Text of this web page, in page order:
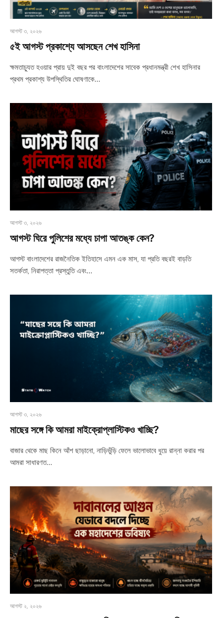
আগস্ট ৩, ২০২৬
৫ই আগস্ট প্রকাশ্যে আসছেন শেখ হাসিনা
ক্ষমতাচ্যুত হওয়ার প্রায় দুই বছর পর বাংলাদেশের সাবেক প্রধানমন্ত্রী শেখ হাসিনার
প্রথম প্রকাশ্য উপস্থিতির ঘোষণাকে…
আগস্ট ৩, ২০২৬
আগস্ট ঘিরে পুলিশের মধ্যে চাপা আতঙ্ক কেন?
আগস্ট বাংলাদেশের রাজনৈতিক ইতিহাসে এমন এক মাস, যা প্রতি বছরই বাড়তি
সতর্কতা, নিরাপত্তা প্রস্তুতি এবং…
আগস্ট ৩, ২০২৬
মাছের সঙ্গে কি আমরা মাইক্রোপ্লাস্টিকও খাচ্ছি?
বাজার থেকে মাছ কিনে আঁশ ছাড়ানো, নাড়িভুঁড়ি ফেলে ভালোভাবে ধুয়ে রান্না করার পর
আমরা সাধারণত…
আগস্ট ২, ২০২৬